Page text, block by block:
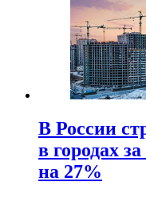
В России
в городах
на 27%